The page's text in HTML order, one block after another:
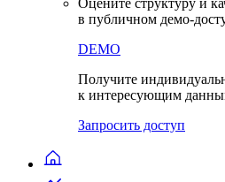
Документация
Кастомные
Оцените структуру и
в публичном демо-
DEMO
Получите